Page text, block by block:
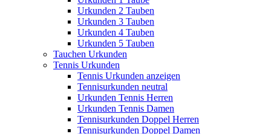
Urkunden 2 Tauben
Urkunden 3 Tauben
Urkunden 4 Tauben
Urkunden 5 Tauben
Tauchen Urkunden
Tennis Urkunden
Tennis Urkunden anzeigen
Tennisurkunden neutral
Urkunden Tennis Herren
Urkunden Tennis Damen
Tennisurkunden Doppel Herren
Tennisurkunden Doppel Damen